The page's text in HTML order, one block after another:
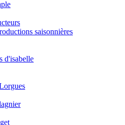
saisonnières
d'isabelle